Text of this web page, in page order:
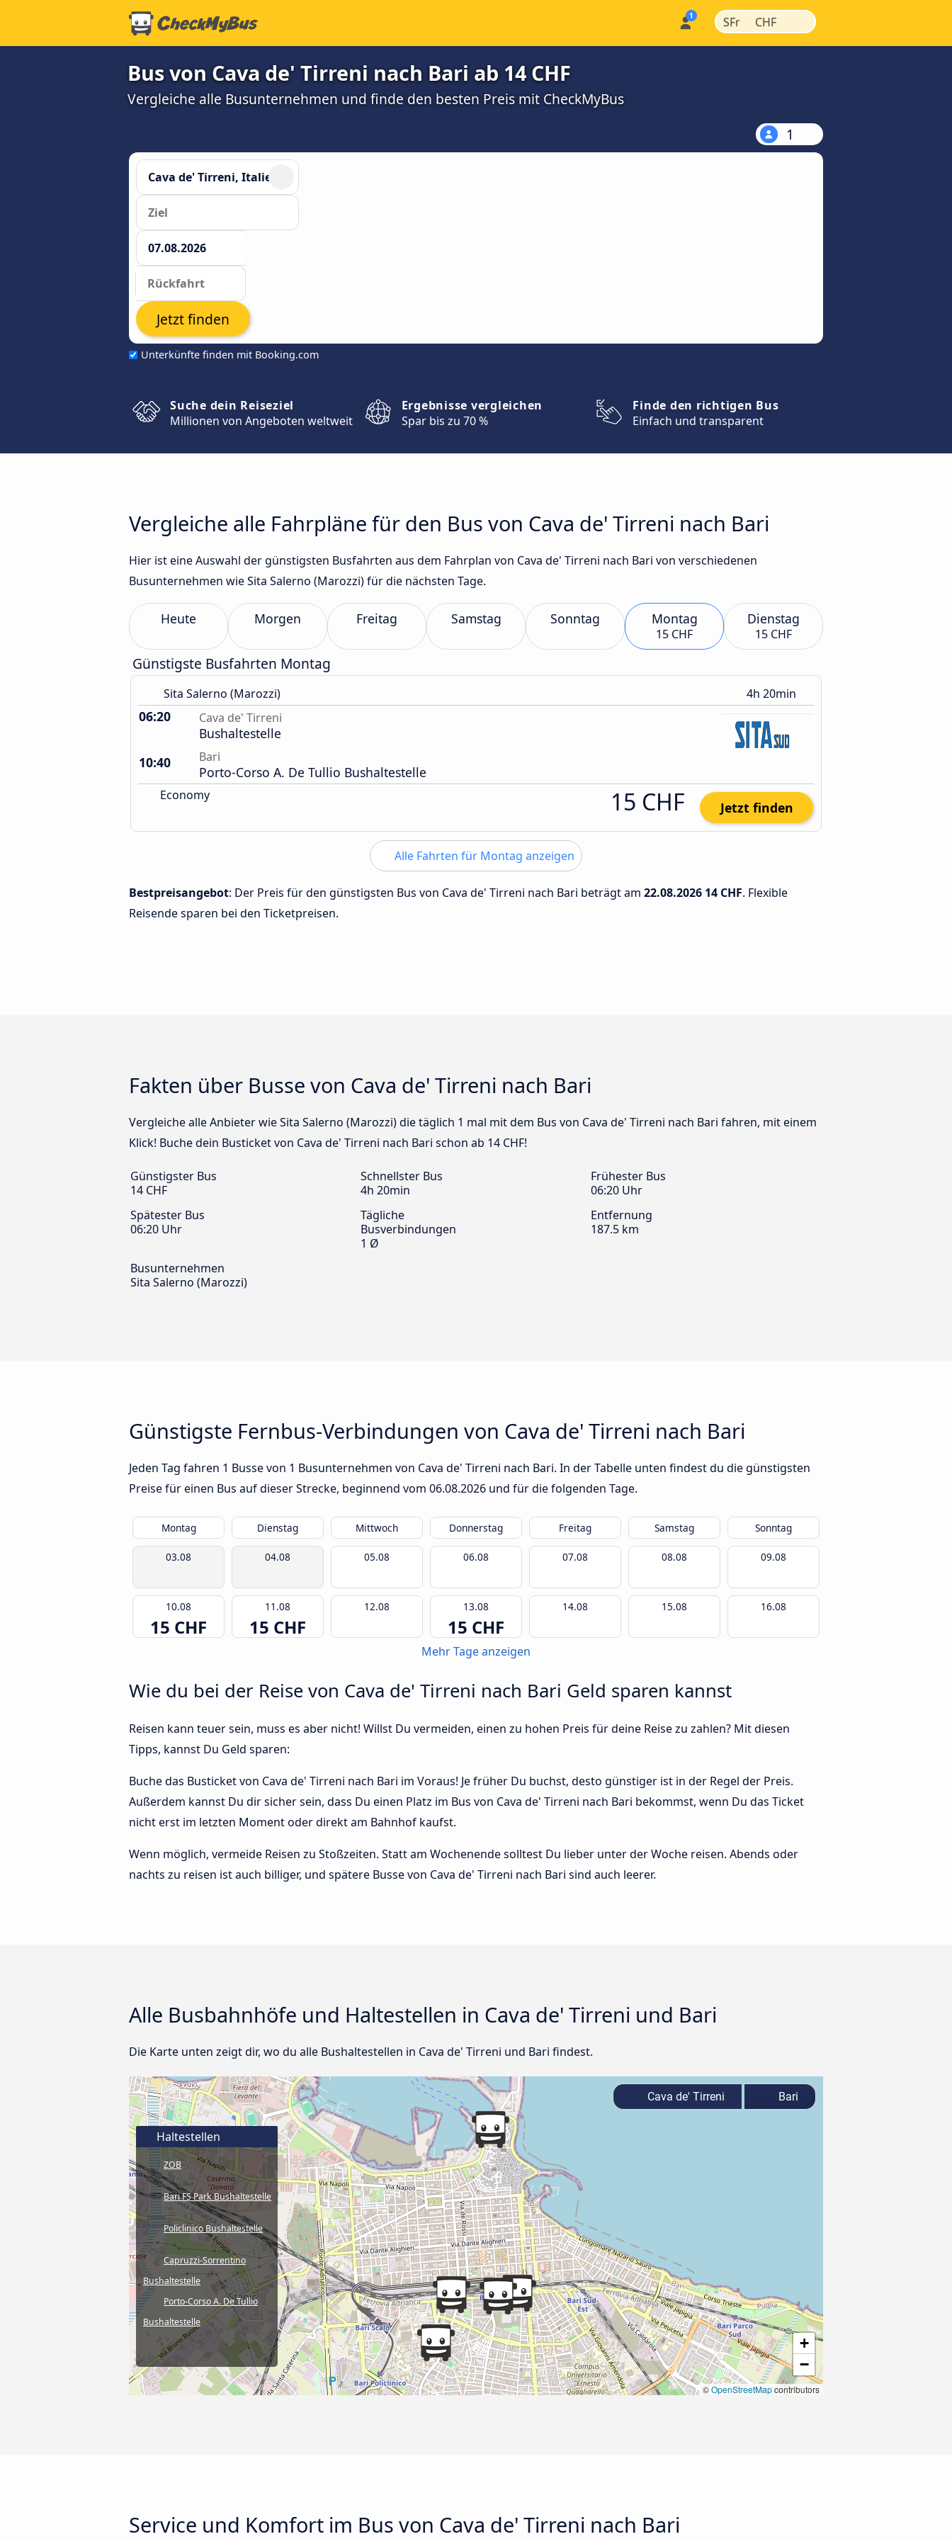
SFr | CHF |
Bus von Cava de' Tirreni nach Bari ab 14 CHF
Vergleiche alle Busunternehmen und finde den besten Preis mit CheckMyBus
1
Unterkünfte finden mit Booking.com
Jetzt finden
Suche dein Reiseziel
Millionen von Angeboten weltweit
Ergebnisse vergleichen
Spar bis zu 70 %
Finde den richtigen Bus
Einfach und transparent
Vergleiche alle Fahrpläne für den Bus von Cava de' Tirreni nach Bari
Hier ist eine Auswahl der günstigsten Busfahrten aus dem Fahrplan von Cava de' Tirreni nach Bari von verschiedenen
Busunternehmen wie Sita Salerno (Marozzi) für die nächsten Tage.
Heute Morgen Freitag Samstag Sonntag Montag
15 CHF
Dienstag
15 CHF
Günstigste Busfahrten Montag
Sita Salerno (Marozzi) 4h 20min
06:20 Cava de' Tirreni
Bushaltestelle
10:40
Bari
Porto-Corso A. De Tullio Bushaltestelle
Economy 15 CHF Jetzt finden
Alle Fahrten für Montag anzeigen
Bestpreisangebot: Der Preis für den günstigsten Bus von Cava de' Tirreni nach Bari beträgt am 22.08.2026 14 CHF. Flexible
Reisende sparen bei den Ticketpreisen.
Fakten über Busse von Cava de' Tirreni nach Bari
Vergleiche alle Anbieter wie Sita Salerno (Marozzi) die täglich 1 mal mit dem Bus von Cava de' Tirreni nach Bari fahren, mit einem
Klick! Buche dein Busticket von Cava de' Tirreni nach Bari schon ab 14 CHF!
Günstigster Bus
14 CHF
Schnellster Bus
4h 20min
Frühester Bus
06:20 Uhr
Spätester Bus
06:20 Uhr
Tägliche
Busverbindungen
1 Ø
Entfernung
187.5 km
Busunternehmen
Sita Salerno (Marozzi)
Günstigste Fernbus-Verbindungen von Cava de' Tirreni nach Bari
Jeden Tag fahren 1 Busse von 1 Busunternehmen von Cava de' Tirreni nach Bari. In der Tabelle unten findest du die günstigsten
Preise für einen Bus auf dieser Strecke, beginnend vom 06.08.2026 und für die folgenden Tage.
Montag Dienstag Mittwoch Donnerstag Freitag Samstag Sonntag
03.08 04.08 05.08 06.08 07.08 08.08 09.08
10.08
15 CHF
11.08
15 CHF
12.08 13.08
15 CHF
14.08 15.08 16.08
Mehr Tage anzeigen
Wie du bei der Reise von Cava de' Tirreni nach Bari Geld sparen kannst
Reisen kann teuer sein, muss es aber nicht! Willst Du vermeiden, einen zu hohen Preis für deine Reise zu zahlen? Mit diesen
Tipps, kannst Du Geld sparen:
Buche das Busticket von Cava de' Tirreni nach Bari im Voraus! Je früher Du buchst, desto günstiger ist in der Regel der Preis.
Außerdem kannst Du dir sicher sein, dass Du einen Platz im Bus von Cava de' Tirreni nach Bari bekommst, wenn Du das Ticket
nicht erst im letzten Moment oder direkt am Bahnhof kaufst.
Wenn möglich, vermeide Reisen zu Stoßzeiten. Statt am Wochenende solltest Du lieber unter der Woche reisen. Abends oder
nachts zu reisen ist auch billiger, und spätere Busse von Cava de' Tirreni nach Bari sind auch leerer.
Alle Busbahnhöfe und Haltestellen in Cava de' Tirreni und Bari
Die Karte unten zeigt dir, wo du alle Bushaltestellen in Cava de' Tirreni und Bari findest.
+
−
©OpenStreetMapcontributors
Haltestellen
ZOB
Bari FS Park Bushaltestelle
Policlinico Bushaltestelle
Capruzzi-Sorrentino
Bushaltestelle
Porto-Corso A. De Tullio
Bushaltestelle
Cava de' Tirreni Bari
Service und Komfort im Bus von Cava de' Tirreni nach Bari